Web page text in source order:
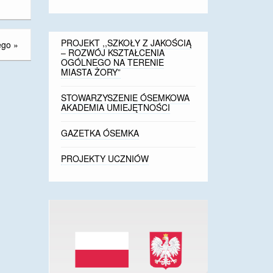
»
PROJEKT ,,SZKOŁY Z JAKOŚCIĄ
– ROZWÓJ KSZTAŁCENIA
OGÓLNEGO NA TERENIE
MIASTA ŻORY”
STOWARZYSZENIE ÓSEMKOWA
AKADEMIA UMIEJĘTNOŚCI
GAZETKA ÓSEMKA
PROJEKTY UCZNIÓW